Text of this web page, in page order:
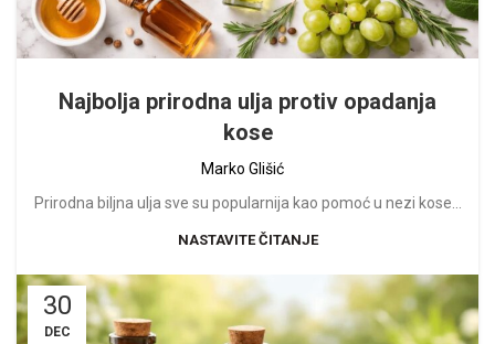
Najbolja prirodna ulja protiv opadanja
kose
Marko Glišić
Prirodna biljna ulja sve su popularnija kao pomoć u nezi kose...
NASTAVITE ČITANJE
30
DEC